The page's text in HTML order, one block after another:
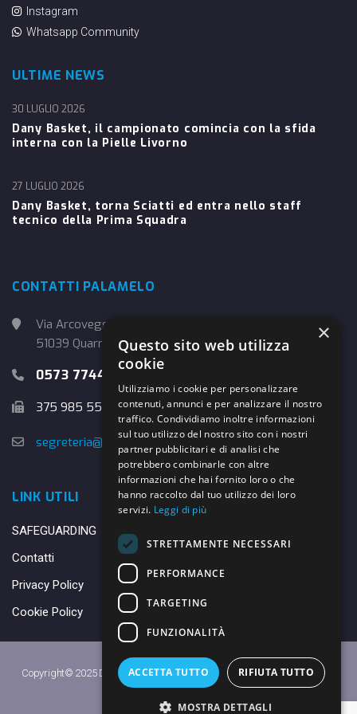
Instagram
Whatsapp Community
ULTIME NEWS
Dany Basket, il campionato comincia con la sfida
interna con la Pielle Livorno
30 LUGLIO 2026
Dany Basket, torna Sciatti ed entra nello staff
tecnico della Prima Squadra
27 LUGLIO 2026
CONTATTI PALAMELO
Via Arcoveggio, 4
51039 Quarrata (PT)
0573 774457
375 985 5526
segreteria@danybasket.it
LINK UTILI
SAFEGUARDING
Contatti
Privacy Policy
Cookie Policy
Copyright© 2025 DANY BASKET QUARRATA S.S.D.A.R.L. -Privacy Policy
×
Questo sito web utilizza
cookie
Utilizziamo i cookie per personalizzare
contenuti, annunci e per analizzare il nostro
traffico. Condividiamo inoltre informazioni
sul tuo utilizzo del nostro sito con i nostri
partner pubblicitari e di analisi che
potrebbero combinarle con altre
informazioni che hai fornito loro o che
hanno raccolto dal tuo utilizzo dei loro
servizi. Leggi di più
STRETTAMENTE NECESSARI
PERFORMANCE
TARGETING
FUNZIONALITÀ
ACCETTA TUTTO RIFIUTA TUTTO
MOSTRA DETTAGLI